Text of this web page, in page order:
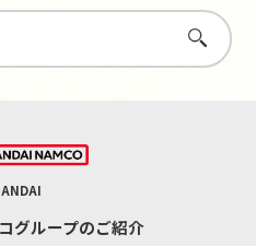
さがす
グループのご紹介